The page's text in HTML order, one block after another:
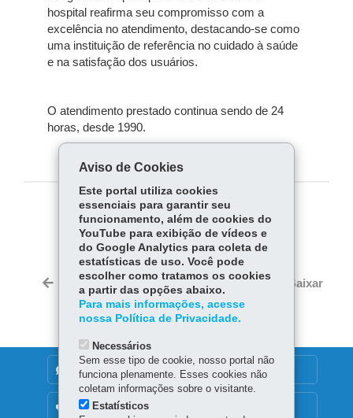
hospital reafirma seu compromisso com a
excelência no atendimento, destacando-se como
uma instituição de referência no cuidado à saúde
e na satisfação dos usuários.
O atendimento prestado continua sendo de 24
horas, desde 1990.
COMPARTILHE:
Fa
ce
bo
ok
Tw
itt
er
W
ha
ts
p
Voltar Início Imprimir Baixar
DENUNCIE CORRUPÇÃO
OUVIDORIA
Aviso de Cookies
Este portal utiliza cookies
essenciais para garantir seu
funcionamento, além de cookies do
YouTube para exibição de vídeos e
do Google Analytics para coleta de
estatísticas de uso. Você pode
escolher como tratamos os cookies
a partir das opções abaixo.
Para mais informações, acesse
nossa Política de Privacidade.
Necessários
Sem esse tipo de cookie, nosso portal não
funciona plenamente. Esses cookies não
coletam informações sobre o visitante.
Estatísticos